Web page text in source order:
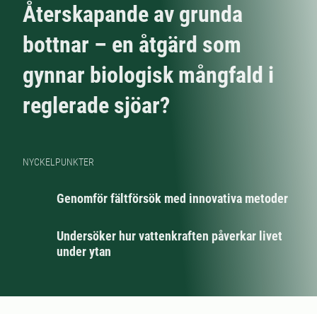
Återskapande av grunda
bottnar – en åtgärd som
gynnar biologisk mångfald i
reglerade sjöar?
NYCKELPUNKTER
Genomför fältförsök med innovativa metoder
Undersöker hur vattenkraften påverkar livet
under ytan